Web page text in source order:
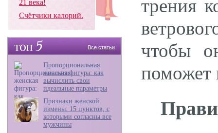
21 века!
Счётчики калорий.
Все статьи
Пропорциональная
женская фигура: как
вычислить свои
идеальные параметры
Признаки женской
измены: 15 пунктов, с
которыми согласны все
мужчины
трения
чтобы
поможет